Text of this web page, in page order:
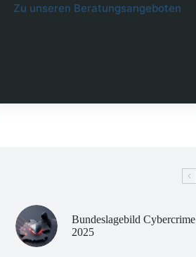
Zu unseren Beratungsangeboten
Bundeslagebild Cybercrime
2025